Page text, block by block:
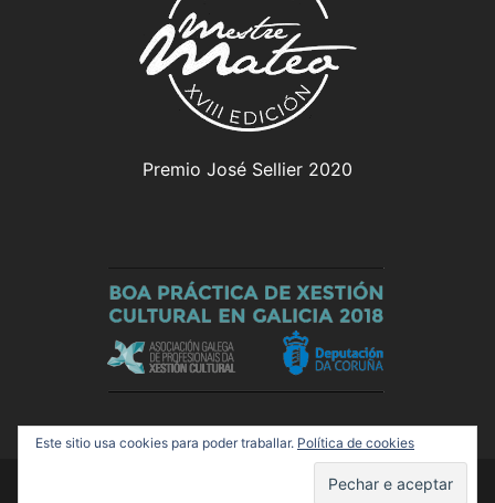
Premio José Sellier 2020
© 2026 Olloboi. Funciona grazas aSydney
Este sitio usa cookies para poder traballar. Política de cookies